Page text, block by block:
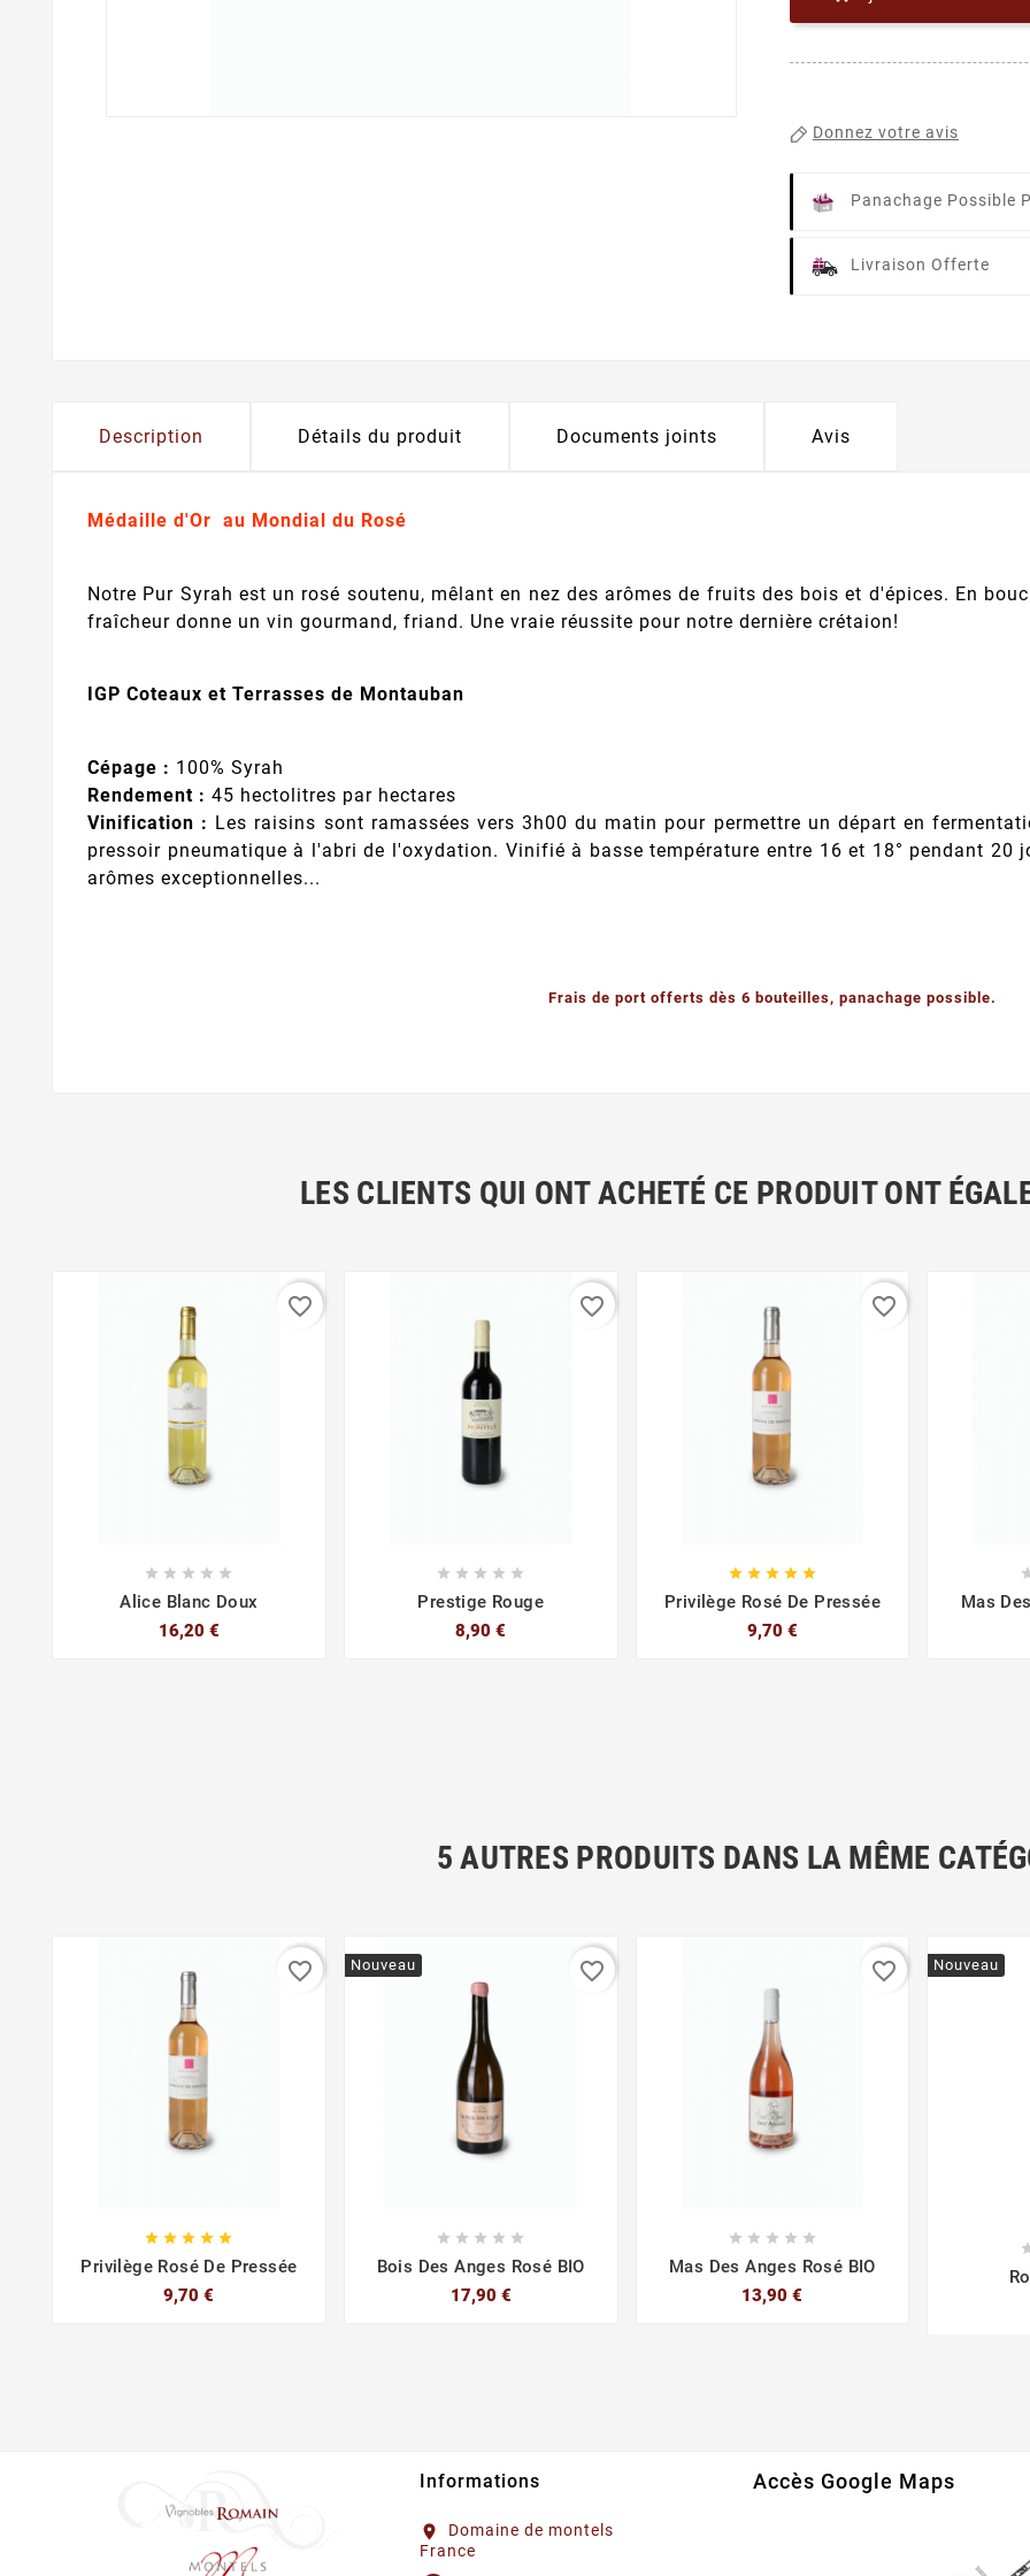
Donnez votre avis
Panachage Possible
Livraison Offerte
Description Détails du produit Documents joints Avis
Médaille d'Or au Mondial du Rosé
Notre Pur Syrah est un rosé soutenu, mêlant en nez des arômes de fruits des bois et d'épices. En
fraîcheur donne un vin gourmand, friand. Une vraie réussite pour notre dernière crétaion!
IGP Coteaux et Terrasses de Montauban
Cépage : 100% Syrah
Rendement : 45 hectolitres par hectares
Vinification : Les raisins sont ramassées vers 3h00 du matin pour permettre un départ en
pressoir pneumatique à l'abri de l'oxydation. Vinifié à basse température entre 16 et 18° pendant 20
arômes exceptionnelles...
Frais de port offerts dès 6 bouteilles, panachage possible.
LES CLIENTS QUI ONT ACHETÉ CE PRODUIT ONT
    
Alice Blanc Doux
16,20 €
favorite_border
    
Prestige Rouge
8,90 €
favorite_border
    
Privilège Rosé De Pressée
9,70 €
favorite_border
Mas
5 AUTRES PRODUITS DANS LA MÊME
    
Privilège Rosé De Pressée
9,70 €
favorite_border Nouveau
    
Bois Des Anges Rosé BIO
17,90 €
favorite_border
    
Mas Des Anges Rosé BIO
13,90 €
favorite_border Nouveau
Informations
location_on
Domaine de montels
France
Accès Google Maps